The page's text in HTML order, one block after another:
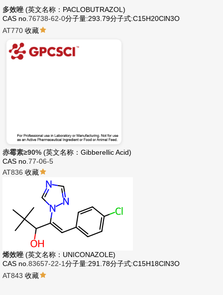
多效唑 (英文名称：PACLOBUTRAZOL)
CAS no. 76738-62-0分子量:293.79分子式:C15H20ClN3O
AT770 收藏
赤霉素≥90% (英文名称：Gibberellic Acid)
CAS no. 77-06-5
AT836 收藏
烯效唑 (英文名称：UNICONAZOLE)
CAS no. 83657-22-1分子量:291.78分子式:C15H18ClN3O
AT843 收藏